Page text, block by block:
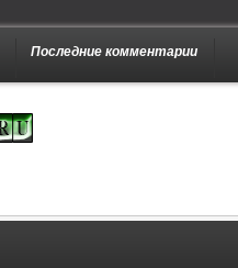
Последние комментарии